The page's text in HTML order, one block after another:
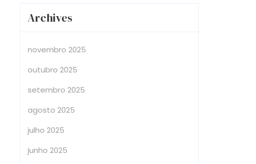
Archives
novembro 2025
outubro 2025
setembro 2025
agosto 2025
julho 2025
junho 2025